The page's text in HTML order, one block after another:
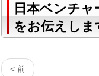
日本ベンチ
をお伝えしま
< 前